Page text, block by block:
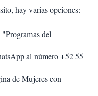
hay varias opciones:
"Programas del
al número +52 55
de Mujeres con